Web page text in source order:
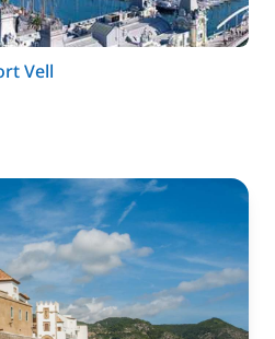
Vell